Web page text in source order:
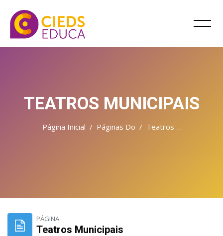
TEATROS MUNICIPAIS
Página Inicial Páginas Do Site Teatros Municipais
PÁGINA
Teatros Municipais